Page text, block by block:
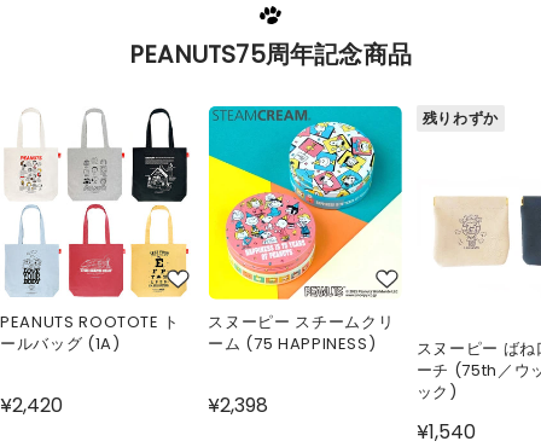
PEANUTS75周年記念商品
PEANUTS ROOTOTE ト
ールバッグ (1A)
¥2,420
スヌーピー スチームクリ
ーム (75 HAPPINESS)
¥2,398
残りわずか
スヌーピー ば
ーチ (75th／ウ
ック)
¥1,540